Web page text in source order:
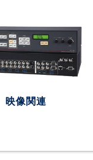
映像関連